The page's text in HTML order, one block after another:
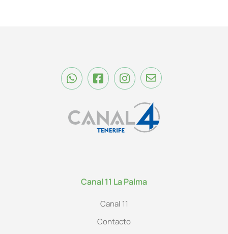
Canal 11 La Palma
Canal 11
Contacto